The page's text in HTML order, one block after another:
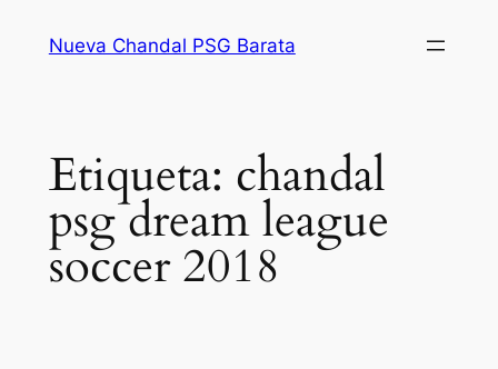
Nueva Chandal PSG Barata
Etiqueta: chandal
psg dream league
soccer 2018